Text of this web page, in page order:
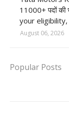
11000+ पदों की
your
August 06, 2026
Popular Posts